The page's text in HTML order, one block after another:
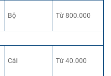
Bộ Từ 800.000
Cái Từ 40.000